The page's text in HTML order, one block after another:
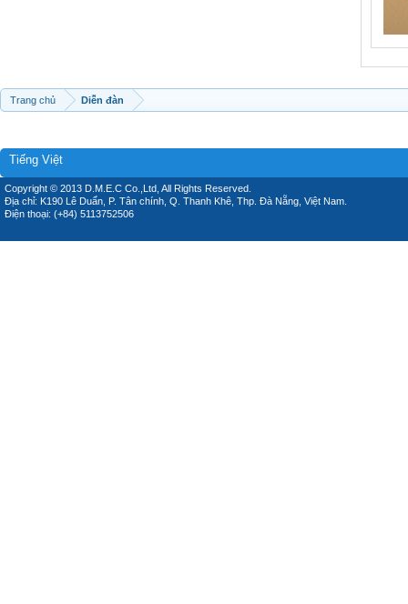
Trang chủ Diễn đàn
Tiếng Việt
Copyright © 2013 D.M.E.C Co.,Ltd, All Rights Reserved.
Địa chỉ: K190 Lê Duẩn, P. Tân chính, Q. Thanh Khê, Thp. Đà Nẵng, Việt Nam.
Điện thoại: (+84) 5113752506